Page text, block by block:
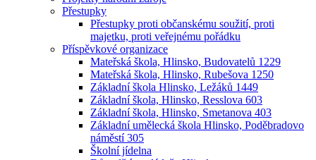
Přestupky
Přestupky proti občanskému soužití, proti
majetku, proti veřejnému pořádku
Příspěvkové organizace
Mateřská škola, Hlinsko, Budovatelů 1229
Mateřská škola, Hlinsko, Rubešova 1250
Základní škola Hlinsko, Ležáků 1449
Základní škola, Hlinsko, Resslova 603
Základní škola, Hlinsko, Smetanova 403
Základní umělecká škola Hlinsko, Poděbradovo
náměstí 305
Školní jídelna